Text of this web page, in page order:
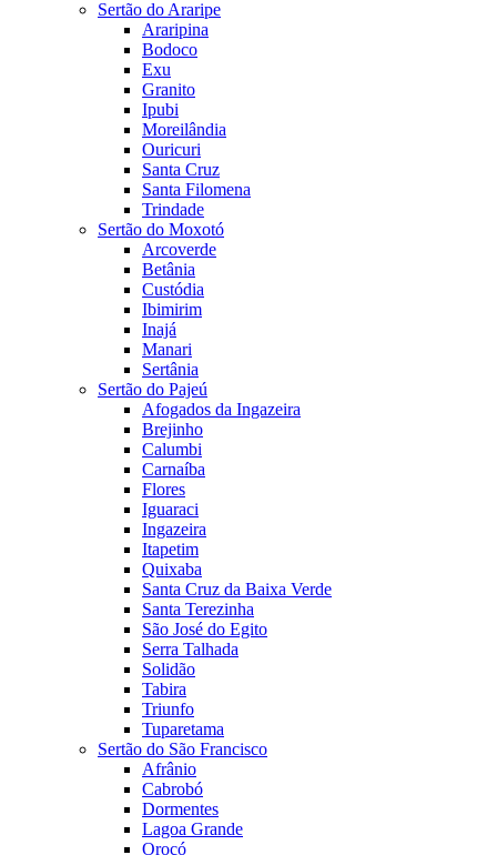
Sertão do Araripe
Araripina
Bodoco
Exu
Granito
Ipubi
Moreilândia
Ouricuri
Santa Cruz
Santa Filomena
Trindade
Sertão do Moxotó
Arcoverde
Betânia
Custódia
Ibimirim
Inajá
Manari
Sertânia
Sertão do Pajeú
Afogados da Ingazeira
Brejinho
Calumbi
Carnaíba
Flores
Iguaraci
Ingazeira
Itapetim
Quixaba
Santa Cruz da Baixa Verde
Santa Terezinha
São José do Egito
Serra Talhada
Solidão
Tabira
Triunfo
Tuparetama
Sertão do São Francisco
Afrânio
Cabrobó
Dormentes
Lagoa Grande
Orocó